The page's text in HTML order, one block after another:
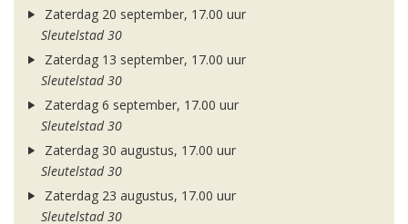
Zaterdag 20 september, 17.00 uur
Sleutelstad 30
Zaterdag 13 september, 17.00 uur
Sleutelstad 30
Zaterdag 6 september, 17.00 uur
Sleutelstad 30
Zaterdag 30 augustus, 17.00 uur
Sleutelstad 30
Zaterdag 23 augustus, 17.00 uur
Sleutelstad 30